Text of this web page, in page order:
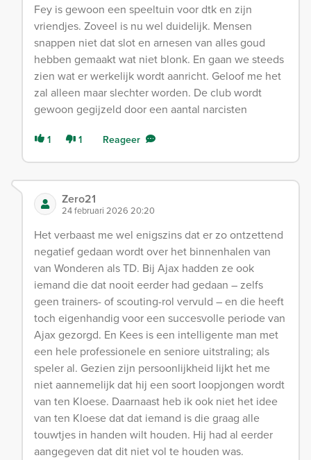
Fey is gewoon een speeltuin voor dtk en zijn
vriendjes. Zoveel is nu wel duidelijk. Mensen
snappen niet dat slot en arnesen van alles goud
hebben gemaakt wat niet blonk. En gaan we steeds
zien wat er werkelijk wordt aanricht. Geloof me het
zal alleen maar slechter worden. De club wordt
gewoon gegijzeld door een aantal narcisten
1 1 Reageer
Zero21
24 februari 2026 20:20
Het verbaast me wel enigszins dat er zo ontzettend
negatief gedaan wordt over het binnenhalen van
van Wonderen als TD. Bij Ajax hadden ze ook
iemand die dat nooit eerder had gedaan – zelfs
geen trainers- of scouting-rol vervuld – en die heeft
toch eigenhandig voor een succesvolle periode van
Ajax gezorgd. En Kees is een intelligente man met
een hele professionele en seniore uitstraling; als
speler al. Gezien zijn persoonlijkheid lijkt het me
niet aannemelijk dat hij een soort loopjongen wordt
van ten Kloese. Daarnaast heb ik ook niet het idee
van ten Kloese dat dat iemand is die graag alle
touwtjes in handen wilt houden. Hij had al eerder
aangegeven dat dit niet vol te houden was.